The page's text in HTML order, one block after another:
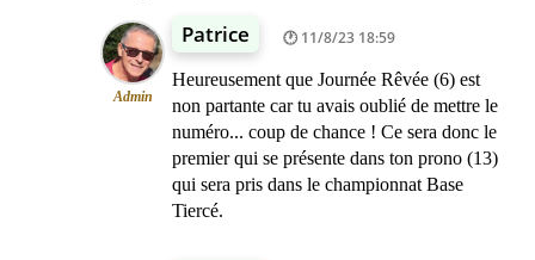
Admin
Patrice 11/8/23 18:59
Heureusement que Journée Rêvée (6) est
non partante car tu avais oublié de mettre le
numéro... coup de chance ! Ce sera donc le
premier qui se présente dans ton prono (13)
qui sera pris dans le championnat Base
Tiercé.